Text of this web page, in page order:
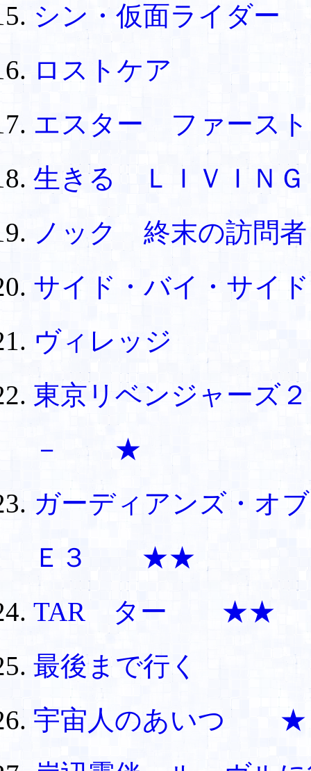
シン・仮面ライダー
ロストケア
エスター ファー
生きる ＬＩＶＩＮＧ
ノック 終末の訪問者
サイド・バイ・サイド
ヴィレッジ
東京リベンジャーズ
－ ★
ガーディアンズ・オ
Ｅ３ ★★
TAR ター ★★
最後まで行く
宇宙人のあいつ ★